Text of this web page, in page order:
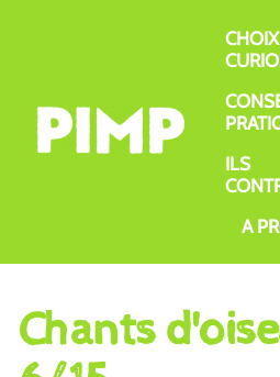
ILS
A
Chants